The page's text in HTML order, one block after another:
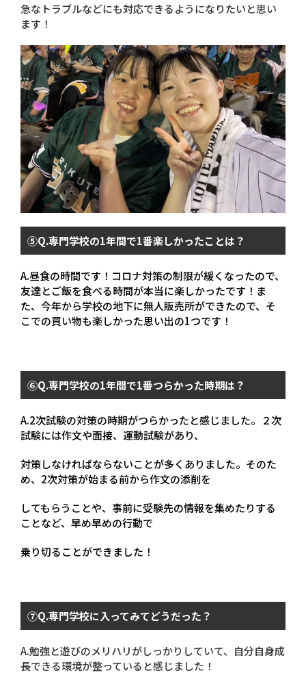
急なトラブルなどにも対応できるようになりたいと思い
ます！
⑤Q.専門学校の1年間で1番楽しかったことは？
A.昼食の時間です！コロナ対策の制限が緩くなったので、
友達とご飯を食べる時間が本当に楽しかったです！ ま
た、今年から学校の地下に無人販売所ができたので、そ
こでの買い物も楽しかった思い出の1つです！
⑥Q.専門学校の1年間で1番つらかった時期は？
A.2次試験の対策の時期がつらかったと感じました。２次
試験には作文や面接、運動試験があり、
対策しなければならないことが多くありました。そのた
め、 2次対策が始まる前から作文の添削を
してもらうことや、事前に受験先の情報を集めたりする
ことなど、早め早めの行動で
乗り切ることができました！
⑦Q.専門学校に入ってみてどうだった？
A.勉強と遊びのメリハリがしっかりしていて、自分自身成
長できる環境が整っていると感じました！